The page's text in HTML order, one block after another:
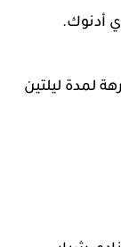
لمدة ليلتين